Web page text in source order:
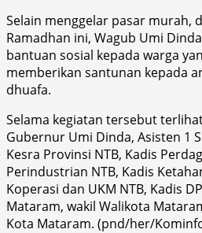
Selain menggelar pasar murah,
Ramadhan ini, Wagub Umi
bantuan sosial kepada warga
memberikan santunan kepada
dhuafa.
Selama kegiatan tersebut
Gubernur Umi Dinda, Asisten 1
Kesra Provinsi NTB, Kadis
Perindustrian NTB, Kadis
Koperasi dan UKM NTB, Kadis
Mataram, wakil Walikota
Kota Mataram. (pnd/her/